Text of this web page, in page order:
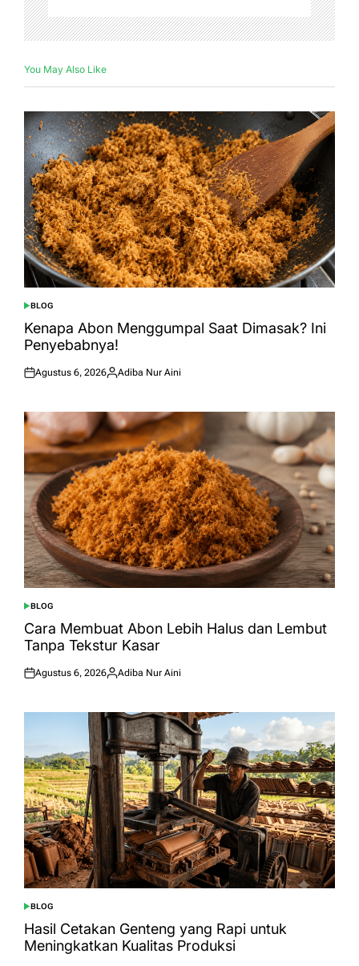
You May Also Like
POSTED
IN
BLOG
Kenapa Abon Menggumpal Saat Dimasak? Ini
Penyebabnya!
Posted
Agustus 6, 2026
Posted
Adiba Nur Aini
POSTED
IN
BLOG
Cara Membuat Abon Lebih Halus dan Lembut
Tanpa Tekstur Kasar
Posted
Agustus 6, 2026
Posted
Adiba Nur Aini
POSTED
IN
BLOG
Hasil Cetakan Genteng yang Rapi untuk
Meningkatkan Kualitas Produksi